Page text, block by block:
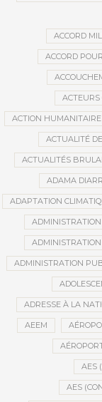
ACCORD
ACCORD
ACTEURS
ACTION HUMANITAIRE
ACTUALITÉ
ACTUALITÉS
ADAMA
ADAPTATION
ADMINISTRATION
ADRESSE À LA
AEEM
AES
AES